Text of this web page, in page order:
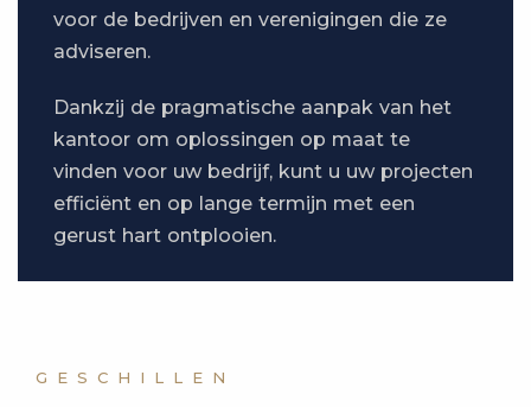
voor de bedrijven en verenigingen die ze
adviseren.
Dankzij de pragmatische aanpak van het
kantoor om oplossingen op maat te
vinden voor uw bedrijf, kunt u uw projecten
efficiënt en op lange termijn met een
gerust hart ontplooien.
GESCHILLEN